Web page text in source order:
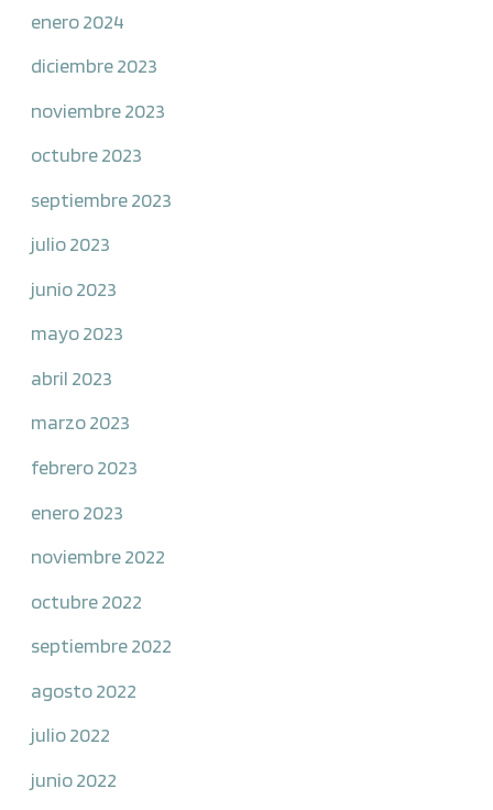
enero 2024
diciembre 2023
noviembre 2023
octubre 2023
septiembre 2023
julio 2023
junio 2023
mayo 2023
abril 2023
marzo 2023
febrero 2023
enero 2023
noviembre 2022
octubre 2022
septiembre 2022
agosto 2022
julio 2022
junio 2022